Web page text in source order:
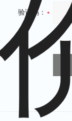
验证码：